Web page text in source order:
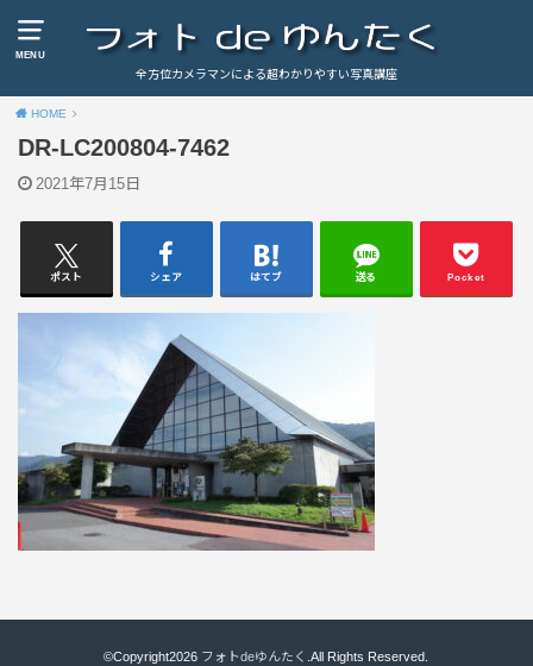
MENU
全方位カメラマンによる超わかりやすい写真講座
HOME
DR-LC200804-7462
2021年7月15日
ポスト シェア はてブ 送る Pocket
©Copyright2026 フォトdeゆんたく .All Rights Reserved.